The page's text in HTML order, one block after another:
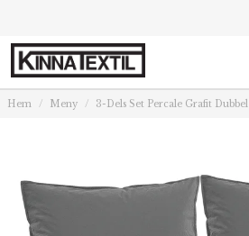
Hem Meny 3-Dels Set Percale Grafit Dubbel